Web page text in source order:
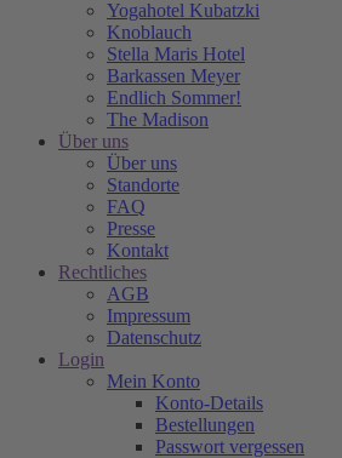
Yogahotel Kubatzki
Knoblauch
Stella Maris Hotel
Barkassen Meyer
Endlich Sommer!
The Madison
Über uns
Über uns
Standorte
FAQ
Presse
Kontakt
Rechtliches
AGB
Impressum
Datenschutz
Login
Mein Konto
Konto-Details
Bestellungen
Passwort vergessen